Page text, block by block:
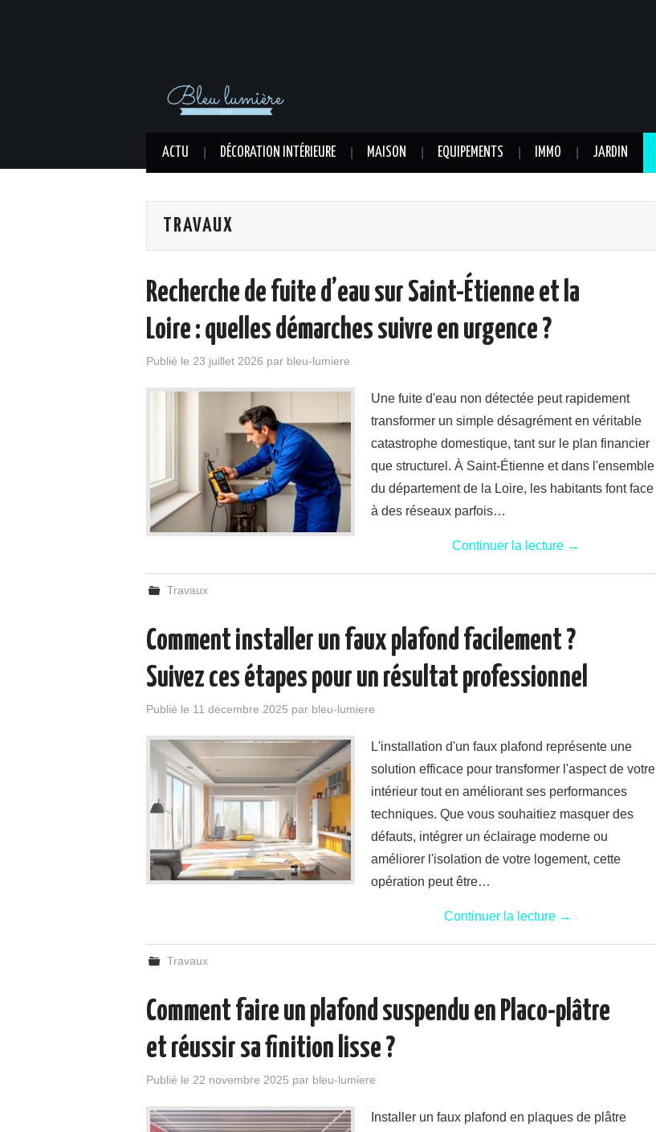
ACTU DÉCORATION INTÉRIEURE MAISON EQUIPEMENTS IMMO JARDIN
TRAVAUX
Recherche de fuite d’eau sur Saint-Étienne et la
Loire : quelles démarches suivre en urgence ?
Publié le 23 juillet 2026 par bleu-lumiere
Une fuite d'eau non détectée peut rapidement
transformer un simple désagrément en véritable
catastrophe domestique, tant sur le plan financier
que structurel. À Saint-Étienne et dans l'ensemble
du département de la Loire, les habitants font face
à des réseaux parfois…
Continuer la lecture →
Travaux
Comment installer un faux plafond facilement ?
Suivez ces étapes pour un résultat professionnel
Publié le 11 décembre 2025 par bleu-lumiere
L'installation d'un faux plafond représente une
solution efficace pour transformer l'aspect de votre
intérieur tout en améliorant ses performances
techniques. Que vous souhaitiez masquer des
défauts, intégrer un éclairage moderne ou
améliorer l'isolation de votre logement, cette
opération peut être…
Continuer la lecture →
Travaux
Comment faire un plafond suspendu en Placo-plâtre
et réussir sa finition lisse ?
Publié le 22 novembre 2025 par bleu-lumiere
Installer un faux plafond en plaques de plâtre